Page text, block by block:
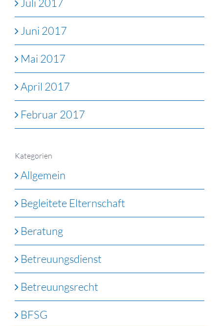
Juli 2017
Juni 2017
Mai 2017
April 2017
Februar 2017
Kategorien
Allgemein
Begleitete Elternschaft
Beratung
Betreuungsdienst
Betreuungsrecht
BFSG